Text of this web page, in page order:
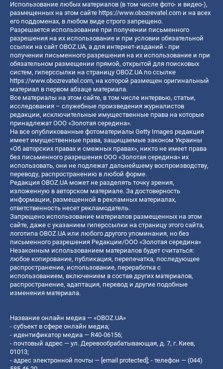
Использование любых материалов (в том числе фото- и видео-),
размещенных на этом сайте https://www.obozrevatel.com и на всех
его поддоменах, в любом виде строго запрещено.
Разрешается использование при получении письменного
разрешения на их использование и при условии обязательной
ссылки на сайт OBOZ.UA, а для интернет-изданий - при
получении письменного разрешения на их использование и при
обязательном размещении прямой, открытой для поисковых
систем, гиперссылки на страницу OBOZ.UA по ссылке
https://www.obozrevatel.com, на которой размещен оригинальный
материал в первом абзаце материала.
Все материалы на этом сайте, в том числе интервью, статьи,
исследования – служебные произведения журналистов
редакции, исключительные имущественные права на которые
принадлежат ООО «Золотая середина».
На все опубликованные фотоматериалы Getty Images редакция
имеет имущественные права, защищаемые законом Украины
«Об авторских правах и смежных правах», никто не имеет права
без письменного разрешения ООО «Золотая середина» их
использовать, они не подлежат дальнейшему воспроизводству,
переводу, распространению в любой форме.
Редакция OBOZ.UA может не разделять точку зрения,
изложенную в авторском материале. За достоверность
информации, размещенной в рекламных материалах,
ответственность несет рекламодатель.
Запрещено использование материалов размещенных на этом
сайте, даже с указанием гиперссылки на страницу этого сайта,
логотипа OBOZ.UA или любого другого упоминания, но без
письменного разрешения Редакции/ООО «Золотая середина»
Незаконным использованием материалов будет считаться:
любое копирование, публикация, перепечатка, последующее
распространение, использование, переработка с
использованием, включением в состав других материалов,
распространение, адаптация, перевод и другие подобные
изменения материала.
Название онлайн медиа — «OBOZ.UA»
- субъект в сфере онлайн медиа;
- идентификатор медиа — R40-06156;
- почтовый адрес — ул. Деревообрабатывающая, д. 7, г. Киев,
01013;
- адрес электронной почты — [email protected] ; - телефон — (044)